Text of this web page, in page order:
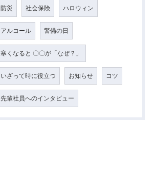
防災 社会保険 ハロウィン
アルコール 警備の日
寒くなると 〇〇が「なぜ？」
いざって時に役立つ お知らせ コツ
先輩社員へのインタビュー